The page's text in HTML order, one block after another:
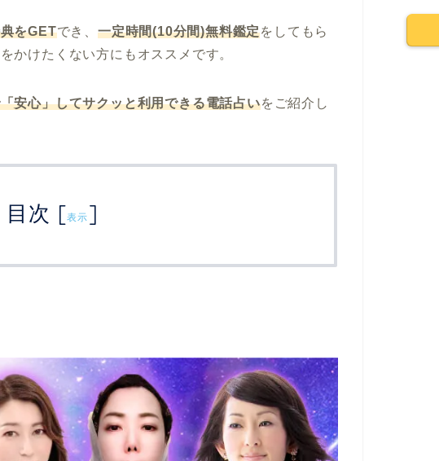
をGETでき、一定時間(10分間)無料鑑定をしてもら
かけたくない方にもオススメです。
安心」してサクッと利用できる電話占いをご紹介し
目次 [表示 ]